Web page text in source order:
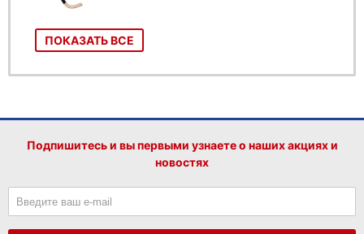
ПОКАЗАТЬ ВСЕ
Подпишитесь и вы первыми узнаете о наших акциях и
новостях